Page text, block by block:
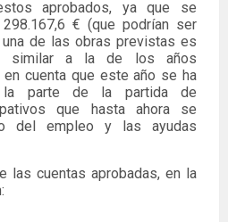
aprobados, ya que se
€ (que podrían ser
de las obras previstas es
similar a la de los años
cuenta que este año se ha
la parte de la partida de
que hasta ahora se
del empleo y las ayudas
las cuentas aprobadas, en la